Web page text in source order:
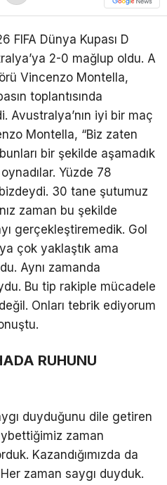
FIFA Dünya Kupası D
2-0 mağlup oldu. A
Vincenzo Montella,
toplantısında
Avustralya’nın iyi bir maç
Montella, “Biz zaten
bir şekilde aşamadık
Yüzde 78
30 tane şutumuz
zaman bu şekilde
gerçekleştiremedik. Gol
çok yaklaştık ama
Aynı zamanda
Bu tip rakiple mücadele
Onları tebrik ediyorum
RUHUNU
duyduğunu dile getiren
zaman
Kazandığımızda da
zaman saygı duyduk.